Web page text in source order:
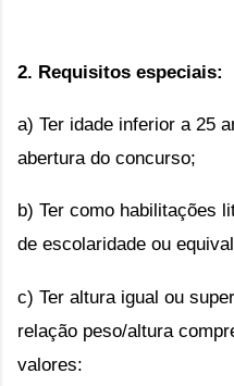
2. Requisitos especiais:
a) Ter idade inferior a 25
abertura do concurso;
b) Ter como habilitações
de escolaridade ou
c) Ter altura igual ou
relação peso/altura
valores: